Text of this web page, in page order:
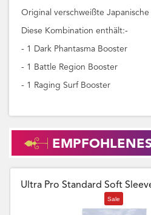
Original verschweißte
Diese Kombination enthält:-
- 1 Dark Phantasma Booster
- 1 Battle Region Booster
- 1 Raging Surf Booster
Ultra Pro Standard Soft
Sale